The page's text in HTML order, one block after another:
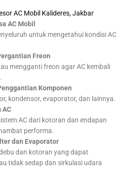
AC Mobil Kalideres, Jakbar
AC Mobil
untuk mengetahui kondisi AC
Freon
mengganti freon agar AC kembali
Komponen
kondensor, evaporator, dan lainnya.
AC
AC dari kotoran dan endapan
performa.
dan Evaporator
dan kotoran yang dapat
tidak sedap dan sirkulasi udara